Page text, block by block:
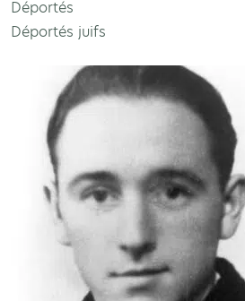
Déportés
Déportés juifs